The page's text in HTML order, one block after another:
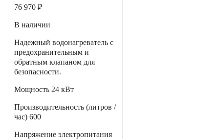
76 970 ₽
В наличии
Надежный водонагреватель с
предохранительным и
обратным клапаном для
безопасности.
Мощность 24 кВт
Производительность (литров /
час) 600
Напряжение электропитания